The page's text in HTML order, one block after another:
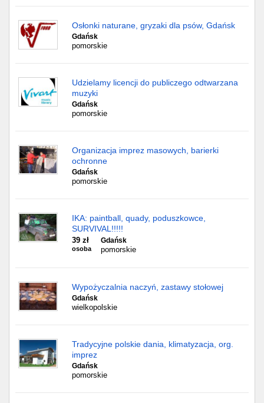
Osłonki naturane, gryzaki dla psów, Gdańsk
Gdańsk
pomorskie
Udzielamy licencji do publiczego odtwarzana
muzyki
Gdańsk
pomorskie
Organizacja imprez masowych, barierki
ochronne
Gdańsk
pomorskie
IKA: paintball, quady, poduszkowce,
SURVIVAL!!!!!
39 zł
osoba
Gdańsk
pomorskie
Wypożyczalnia naczyń, zastawy stołowej
Gdańsk
wielkopolskie
Tradycyjne polskie dania, klimatyzacja, org.
imprez
Gdańsk
pomorskie